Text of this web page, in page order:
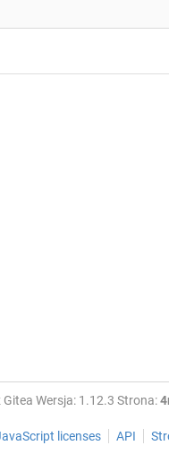
Wersja: 1.12.3 Strona:
licenses API